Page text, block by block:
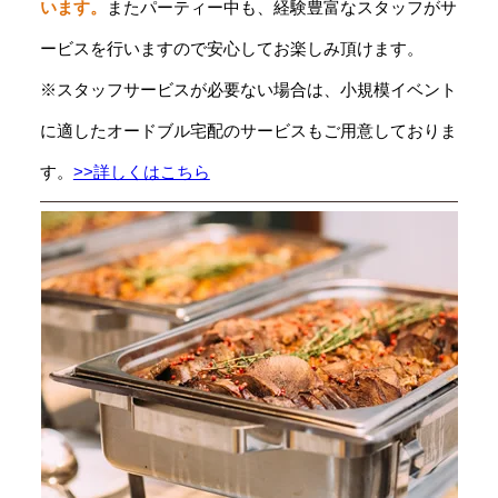
います。 またパーティー中も、経験豊富なスタッフがサ
ービスを行いますので安心してお楽しみ頂けます。
※スタッフサービスが必要ない場合は、小規模イベント
に適したオードブル宅配のサービスもご用意しておりま
す。 >>詳しくはこちら